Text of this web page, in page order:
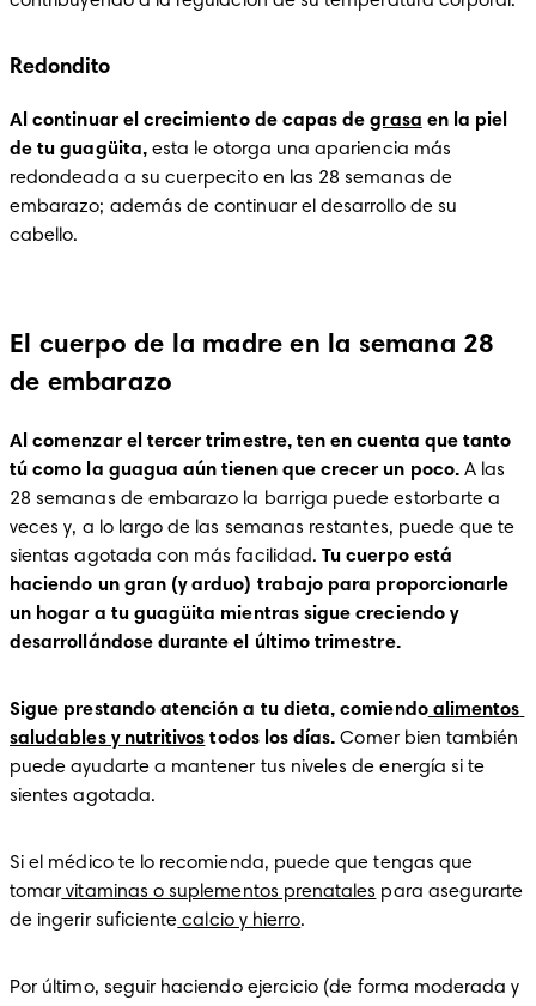
Redondito
Al continuar el crecimiento de capas de grasa en la piel
de tu guagüita, esta le otorga una apariencia más
redondeada a su cuerpecito en las 28 semanas de
embarazo; además de continuar el desarrollo de su
cabello.
El cuerpo de la madre en la semana 28
de embarazo
Al comenzar el tercer trimestre, ten en cuenta que tanto
tú como la guagua aún tienen que crecer un poco. A las
28 semanas de embarazo la barriga puede estorbarte a
veces y, a lo largo de las semanas restantes, puede que te
sientas agotada con más facilidad. Tu cuerpo está
haciendo un gran (y arduo) trabajo para proporcionarle
un hogar a tu guagüita mientras sigue creciendo y
desarrollándose durante el último trimestre.
Sigue prestando atención a tu dieta, comiendo alimentos
saludables y nutritivos todos los días. Comer bien también
puede ayudarte a mantener tus niveles de energía si te
sientes agotada.
Si el médico te lo recomienda, puede que tengas que
tomar vitaminas o suplementos prenatales para asegurarte
de ingerir suficiente calcio y hierro.
Por último, seguir haciendo ejercicio (de forma moderada y